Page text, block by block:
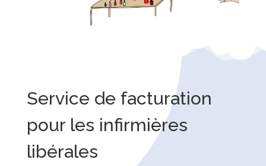
Service de facturation
pour les infirmières
libérales